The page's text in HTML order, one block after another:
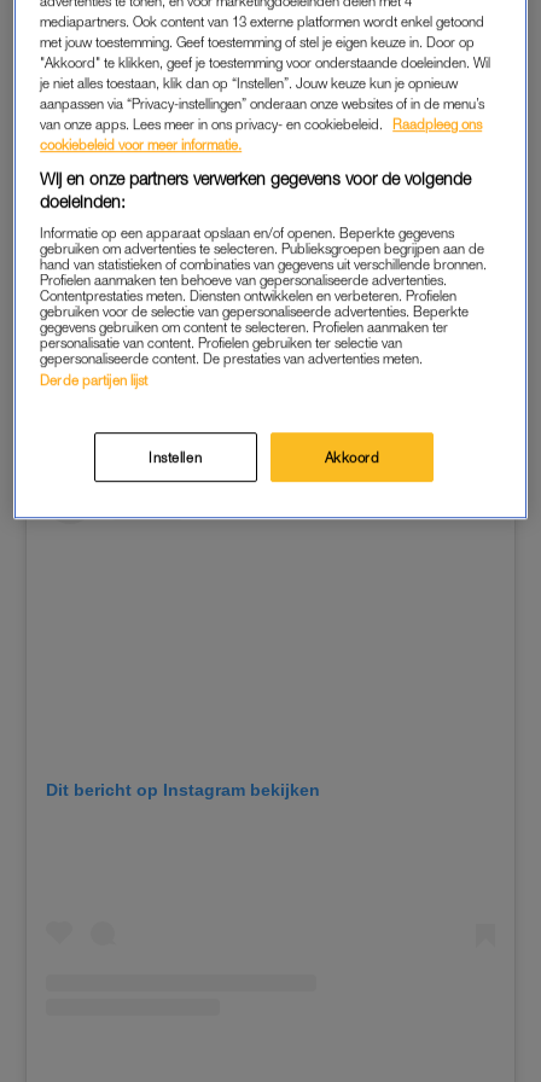
ik nog steeds koffie met iets lekkers aanbieden.” Lunchroom
Juulz in Haarlem was geboren. “Alles hier is Italiaans
geïnspireerd, omdat ik dat gewoon de lekkerste keuken vind.
Van de broodjes tot de frisdrank; alles hier is Italiaans.”
Dat de 19-jarige de eigenaar van de zaak is, vindt ze zelf niet
gek. “Ja, ik ben jong. Maar ik kan hard werken. Zelf zag ik het
niet per se als een groot risico om dit avontuur aan te gaan. Als
het niks zou worden, had ik het tenminste geprobeerd en er
veel van geleerd.”
Tekst loopt door onder de post.
Dit bericht op Instagram bekijken
mediapartners. Ook content van 13 externe platformen wordt enkel getoond
met jouw toestemming. Geef toestemming of stel je eigen keuze in. Door op
"Akkoord" te klikken, geef je toestemming voor onderstaande doeleinden. Wil
je niet alles toestaan, klik dan op “Instellen”. Jouw keuze kun je opnieuw
aanpassen via “Privacy-instellingen” onderaan onze websites of in de menu’s
van onze apps. Lees meer in ons privacy- en cookiebeleid.
Raadpleeg ons
cookiebeleid voor meer informatie.
Wij en onze partners verwerken gegevens voor de volgende
doeleinden:
Informatie op een apparaat opslaan en/of openen. Beperkte gegevens
gebruiken om advertenties te selecteren. Publieksgroepen begrijpen aan de
hand van statistieken of combinaties van gegevens uit verschillende bronnen.
Profielen aanmaken ten behoeve van gepersonaliseerde advertenties.
Contentprestaties meten. Diensten ontwikkelen en verbeteren. Profielen
gebruiken voor de selectie van gepersonaliseerde advertenties. Beperkte
gegevens gebruiken om content te selecteren. Profielen aanmaken ter
personalisatie van content. Profielen gebruiken ter selectie van
gepersonaliseerde content. De prestaties van advertenties meten.
Derde partijen lijst
Instellen Akkoord